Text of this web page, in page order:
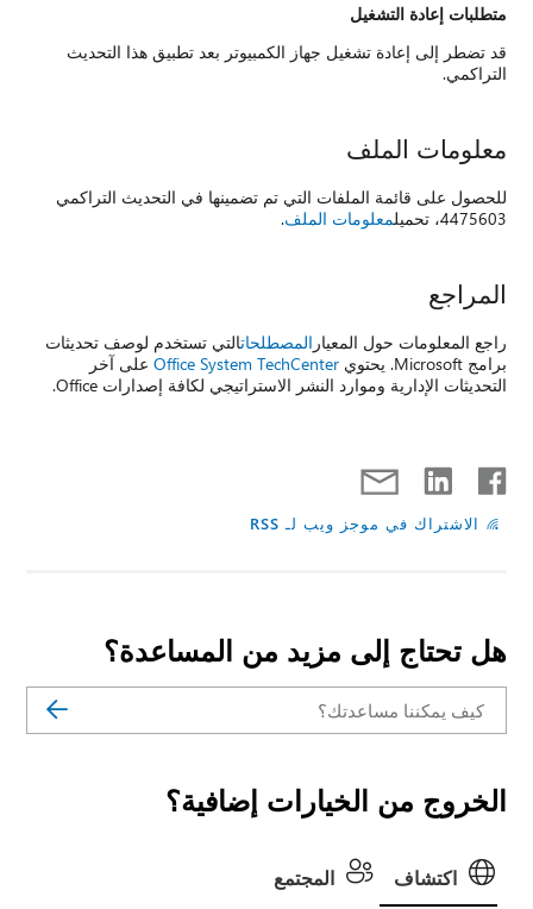
متطلبات إعادة التشغيل
قد تضطر إلى إعادة تشغيل جهاز الكمبيوتر بعد تطبيق هذا التحديث
التراكمي.
معلومات الملف
للحصول على قائمة الملفات التي تم تضمينها في التحديث التراكمي
4475603، تحميل
معلومات الملف.
المراجع
راجع المعلومات حول المعيار المصطلحاتالتي تستخدم لوصف تحديثات
برامج Microsoft. يحتوي
Office System TechCenter على آخر
التحديثات الإدارية وموارد النشر الاستراتيجي لكافة إصدارات Office.
الاشتراك في موجز ويب لـ RSS
هل تحتاج إلى مزيد من المساعدة؟
الخروج من الخيارات إضافية؟
اكتشاف المجتمع